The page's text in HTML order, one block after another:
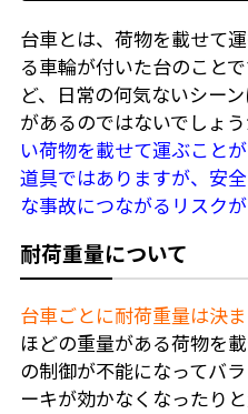
台車とは、荷物を載せて
る車輪が付いた台のこと
ど、日常の何気ないシー
があるのではないでしょう
い荷物を載せて運ぶこと
道具ではありますが、安
な事故につながるリスクが
耐荷重量について
台車ごとに耐荷重量は決ま
ほどの重量がある荷物を
の制御が不能になってバ
ーキが効かなくなったりと